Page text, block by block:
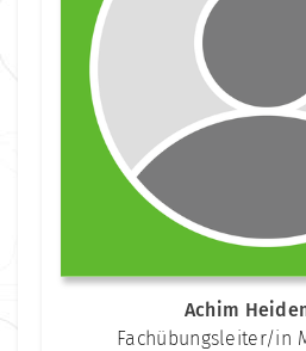
Achim
Fachübungsleiter/in